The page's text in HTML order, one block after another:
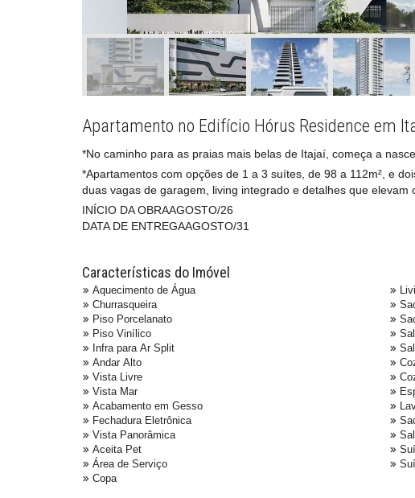
Apartamento no Edifício Hórus Residence em
*No caminho para as praias mais belas de Itajaí, começa a
*Apartamentos com opções de 1 a 3 suítes, de 98 a 112m², e
duas vagas de garagem, living integrado e detalhes que elevam
INÍCIO DA OBRAAGOSTO/26
DATA DE ENTREGAAGOSTO/31
Características do Imóvel
Aquecimento de Água
Churrasqueira
Piso Porcelanato
Piso Vinílico
Infra para Ar Split
Andar Alto
Vista Livre
Vista Mar
Acabamento em Gesso
Fechadura Eletrônica
Vista Panorâmica
Aceita Pet
Área de Serviço
Copa